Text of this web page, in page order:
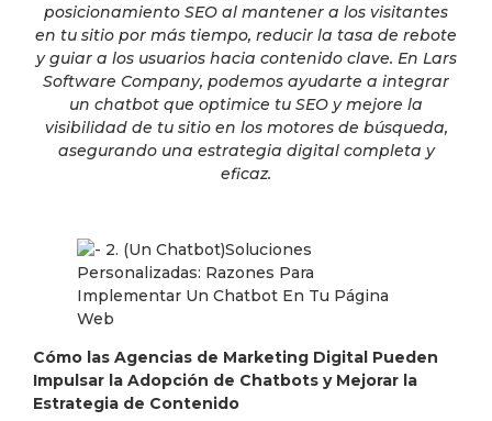
posicionamiento SEO al mantener a los visitantes
en tu sitio por más tiempo, reducir la tasa de rebote
y guiar a los usuarios hacia contenido clave. En Lars
Software Company, podemos ayudarte a integrar
un chatbot que optimice tu SEO y mejore la
visibilidad de tu sitio en los motores de búsqueda,
asegurando una estrategia digital completa y
eficaz.
Cómo las Agencias de Marketing Digital Pueden
Impulsar la Adopción de Chatbots y Mejorar la
Estrategia de Contenido